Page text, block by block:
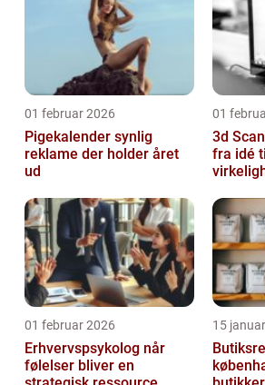
01 februar 2026
Pigekalender synlig
reklame der holder året
ud
01
3d
fra idé
01 februar 2026
Erhvervspsykolog når
følelser bliver en
15
københavn